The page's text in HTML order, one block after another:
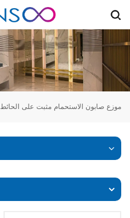
موزع صابون الاستحمام مثبت على الحائط